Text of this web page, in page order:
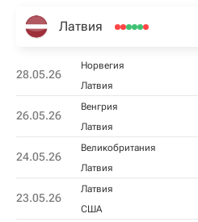
Латвия
28.05.26
Норвегия
Латвия
26.05.26
Венгрия
Латвия
24.05.26
Великобритания
Латвия
23.05.26
Латвия
США